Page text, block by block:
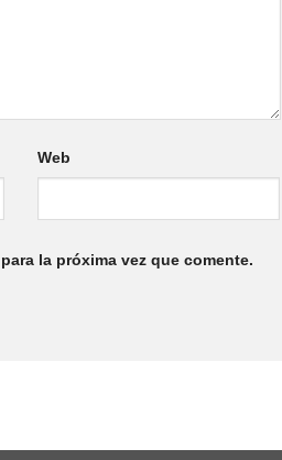
Web
la próxima vez que comente.